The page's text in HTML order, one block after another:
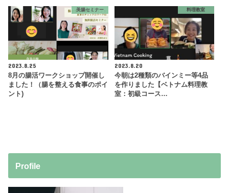
美腸セミナー
2023.8.25
8月の腸活ワークショップ開催し
ました！（腸を整える食事のポイ
ント)
料理教室
2023.8.20
今朝は2種類のバインミー等4品
を作りました【ベトナム料理教
室：初級コース…
Profile